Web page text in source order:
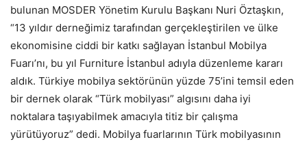
bulunan MOSDER Yönetim Kurulu Başkanı Nuri Öztaşkın,
“13 yıldır derneğimiz tarafından gerçekleştirilen ve ülke
ekonomisine ciddi bir katkı sağlayan İstanbul Mobilya
Fuarı’nı, bu yıl Furniture İstanbul adıyla düzenleme kararı
aldık. Türkiye mobilya sektörünün yüzde 75’ini temsil eden
bir dernek olarak “Türk mobilyası” algısını daha iyi
noktalara taşıyabilmek amacıyla titiz bir çalışma
yürütüyoruz” dedi. Mobilya fuarlarının Türk mobilyasının